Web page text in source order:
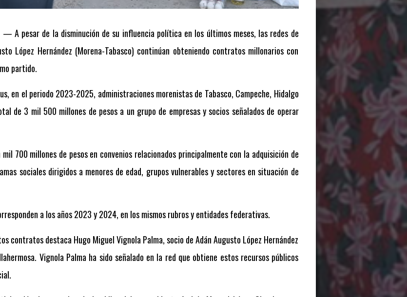
A pesar de la disminución de su influencia política en los últimos meses, las redes de
López Hernández (Morena-Tabasco) continúan obteniendo contratos millonarios con
partido.
en el periodo 2023-2025, administraciones morenistas de Tabasco, Campeche, Hidalgo
de 3 mil 500 millones de pesos a un grupo de empresas y socios señalados de operar
700 millones de pesos en convenios relacionados principalmente con la adquisición de
sociales dirigidos a menores de edad, grupos vulnerables y sectores en situación de
a los años 2023 y 2024, en los mismos rubros y entidades federativas.
contratos destaca Hugo Miguel Vignola Palma, socio de Adán Augusto López Hernández
Vignola Palma ha sido señalado en la red que obtiene estos recursos públicos